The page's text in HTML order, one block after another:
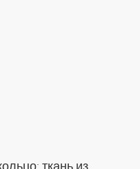
ткань из